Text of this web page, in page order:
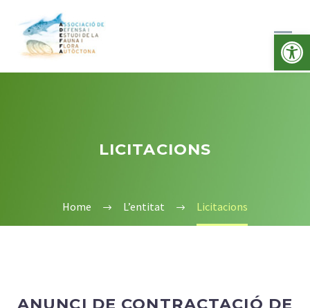
Obre la
LICITACIONS
Home L’entitat Licitacions